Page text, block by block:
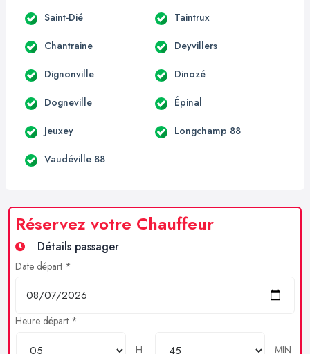
Saint-Dié Taintrux
Chantraine Deyvillers
Dignonville Dinozé
Dogneville Épinal
Jeuxey Longchamp 88
Vaudéville 88
Réservez votre Chauffeur
Détails passager
Date départ *
Heure départ *
H
MIN